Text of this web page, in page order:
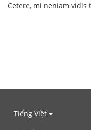
Cetere, mi neniam
Tiếng Việt